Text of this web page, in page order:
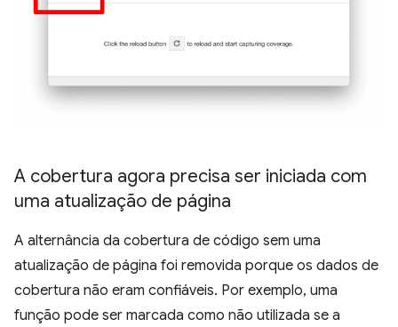
A cobertura agora precisa ser iniciada com
uma atualização de página
A alternância da cobertura de código sem uma
atualização de página foi removida porque os dados de
cobertura não eram confiáveis. Por exemplo, uma
função pode ser marcada como não utilizada se a